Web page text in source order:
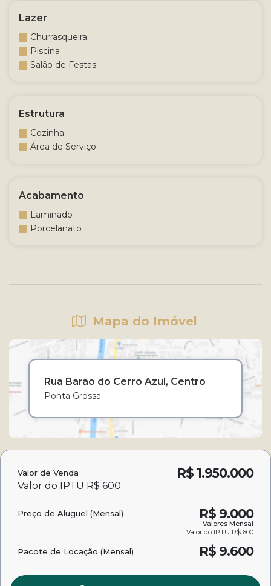
Lazer
Churrasqueira
Piscina
Salão de Festas
Estrutura
Cozinha
Área de Serviço
Acabamento
Laminado
Porcelanato
Mapa do Imóvel
Rua Barão do Cerro Azul Centro
Ponta Grossa
R$ 1.950.000
Valor de Venda
Valor do IPTU R$ 600
R$ 9.000
Preço de Aluguel (Mensal)
Valores Mensal
Valor do IPTU R$ 600
R$ 9.600
Pacote de Locação (Mensal)